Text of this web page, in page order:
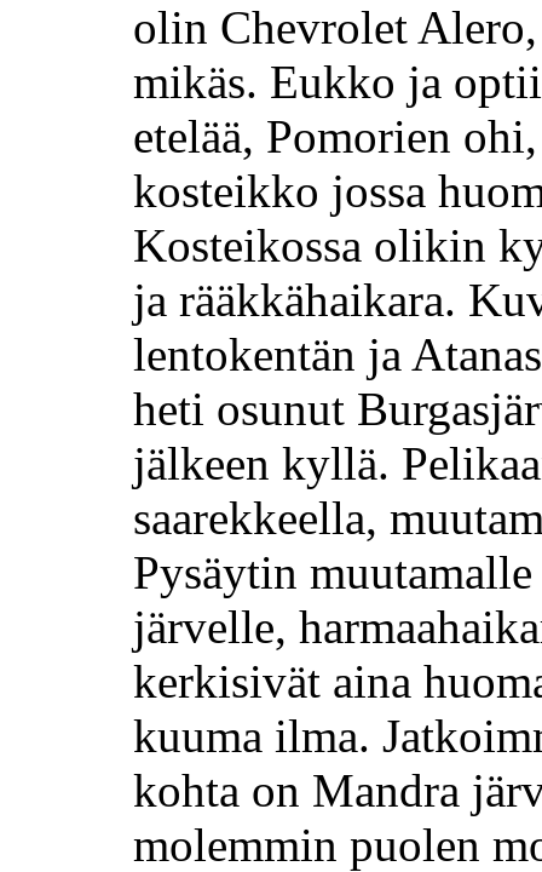
olin Chevrolet Alero
mikäs. Eukko ja
etelää, Pomorien
kosteikko jossa
Kosteikossa olikin
jarääkkähaikara.
lentokentän ja
heti osunut
jälkeen kyllä.
saarekkeella,
Pysäytin
järvelle,
kerkisivät aina
kuuma ilma.
kohta on Mandra
molemmin puolen